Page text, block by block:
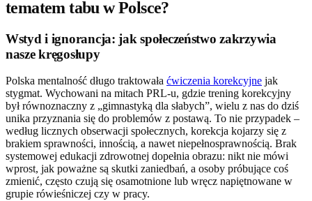
tematem tabu w Polsce?
Wstyd i ignorancja: jak społeczeństwo zakrzywia
nasze kręgosłupy
Polska mentalność długo traktowała ćwiczenia korekcyjne jak
stygmat. Wychowani na mitach PRL-u, gdzie trening korekcyjny
był równoznaczny z „gimnastyką dla słabych”, wielu z nas do dziś
unika przyznania się do problemów z postawą. To nie przypadek –
według licznych obserwacji społecznych, korekcja kojarzy się z
brakiem sprawności, innością, a nawet niepełnosprawnością. Brak
systemowej edukacji zdrowotnej dopełnia obrazu: nikt nie mówi
wprost, jak poważne są skutki zaniedbań, a osoby próbujące coś
zmienić, często czują się osamotnione lub wręcz napiętnowane w
grupie rówieśniczej czy w pracy.